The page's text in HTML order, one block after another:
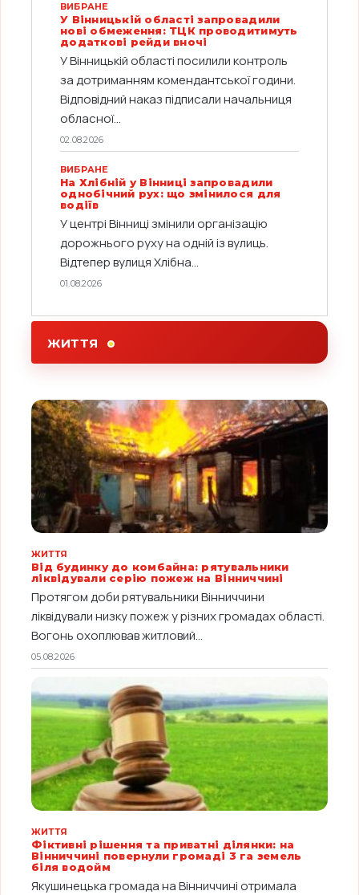
ВИБРАНЕ
У Вінницькій області запровадили
нові обмеження: ТЦК проводитимуть
додаткові рейди вночі
У Вінницькій області посилили контроль
за дотриманням комендантської години.
Відповідний наказ підписали начальниця
обласної...
02.08.2026
ВИБРАНЕ
На Хлібній у Вінниці запровадили
однобічний рух: що змінилося для
водіїв
У центрі Вінниці змінили організацію
дорожнього руху на одній із вулиць.
Відтепер вулиця Хлібна...
01.08.2026
ЖИТТЯ
ЖИТТЯ
Від будинку до комбайна: рятувальники
ліквідували серію пожеж на Вінниччині
Протягом доби рятувальники Вінниччини
ліквідували низку пожеж у різних громадах області.
Вогонь охоплював житловий...
05.08.2026
ЖИТТЯ
Фіктивні рішення та приватні ділянки: на
Вінниччині повернули громаді 3 га земель
біля водойм
Якушинецька громада на Вінниччині отримала